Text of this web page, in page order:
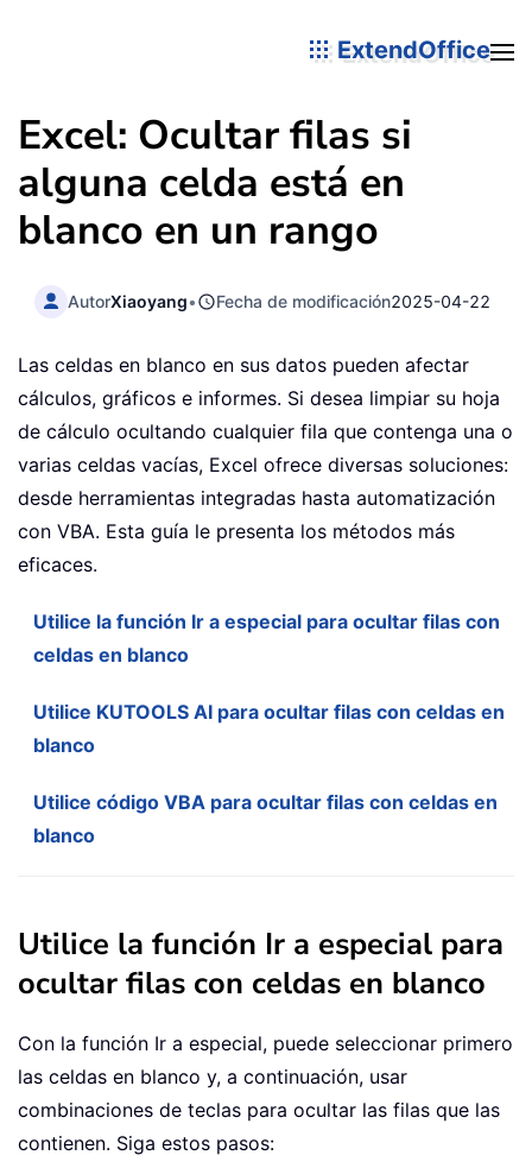
ExtendOffice
Excel: Ocultar filas si
alguna celda está en
blanco en un rango
AutorXiaoyang• Fecha de modificación2025-04-22
Las celdas en blanco en sus datos pueden afectar
cálculos, gráficos e informes. Si desea limpiar su hoja
de cálculo ocultando cualquier fila que contenga una o
varias celdas vacías, Excel ofrece diversas soluciones:
desde herramientas integradas hasta automatización
con VBA. Esta guía le presenta los métodos más
eficaces.
Utilice la función Ir a especial para ocultar filas con
celdas en blanco
Utilice KUTOOLS AI para ocultar filas con celdas en
blanco
Utilice código VBA para ocultar filas con celdas en
blanco
Utilice la función Ir a especial para
ocultar filas con celdas en blanco
Con la función Ir a especial, puede seleccionar primero
las celdas en blanco y, a continuación, usar
combinaciones de teclas para ocultar las filas que las
contienen. Siga estos pasos: